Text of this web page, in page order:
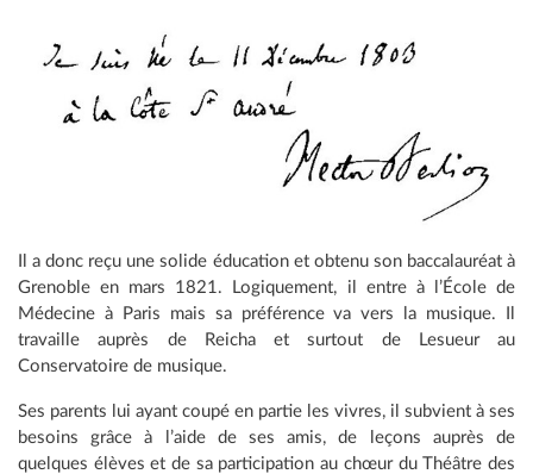
Il a donc reçu une solide éducation et obtenu son baccalauréat à
Grenoble en mars 1821. Logiquement, il entre à l’École de
Médecine à Paris mais sa préférence va vers la musique. Il
travaille auprès de Reicha et surtout de Lesueur au
Conservatoire de musique.
Ses parents lui ayant coupé en partie les vivres, il subvient à ses
besoins grâce à l’aide de ses amis, de leçons auprès de
quelques élèves et de sa participation au chœur du Théâtre des